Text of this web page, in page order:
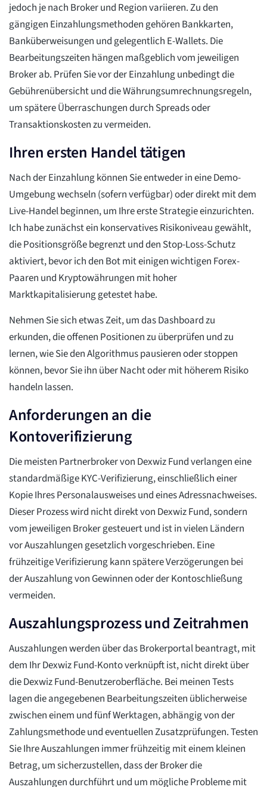
jedoch je nach Broker und Region variieren. Zu den
gängigen Einzahlungsmethoden gehören Bankkarten,
Banküberweisungen und gelegentlich E-Wallets. Die
Bearbeitungszeiten hängen maßgeblich vom jeweiligen
Broker ab. Prüfen Sie vor der Einzahlung unbedingt die
Gebührenübersicht und die Währungsumrechnungsregeln,
um spätere Überraschungen durch Spreads oder
Transaktionskosten zu vermeiden.
Ihren ersten Handel tätigen
Nach der Einzahlung können Sie entweder in eine Demo-
Umgebung wechseln (sofern verfügbar) oder direkt mit dem
Live-Handel beginnen, um Ihre erste Strategie einzurichten.
Ich habe zunächst ein konservatives Risikoniveau gewählt,
die Positionsgröße begrenzt und den Stop-Loss-Schutz
aktiviert, bevor ich den Bot mit einigen wichtigen Forex-
Paaren und Kryptowährungen mit hoher
Marktkapitalisierung getestet habe.
Nehmen Sie sich etwas Zeit, um das Dashboard zu
erkunden, die offenen Positionen zu überprüfen und zu
lernen, wie Sie den Algorithmus pausieren oder stoppen
können, bevor Sie ihn über Nacht oder mit höherem Risiko
handeln lassen.
Anforderungen an die
Kontoverifizierung
Die meisten Partnerbroker von Dexwiz Fund verlangen eine
standardmäßige KYC-Verifizierung, einschließlich einer
Kopie Ihres Personalausweises und eines Adressnachweises.
Dieser Prozess wird nicht direkt von Dexwiz Fund, sondern
vom jeweiligen Broker gesteuert und ist in vielen Ländern
vor Auszahlungen gesetzlich vorgeschrieben. Eine
frühzeitige Verifizierung kann spätere Verzögerungen bei
der Auszahlung von Gewinnen oder der Kontoschließung
vermeiden.
Auszahlungsprozess und Zeitrahmen
Auszahlungen werden über das Brokerportal beantragt, mit
dem Ihr Dexwiz Fund-Konto verknüpft ist, nicht direkt über
die Dexwiz Fund-Benutzeroberfläche. Bei meinen Tests
lagen die angegebenen Bearbeitungszeiten üblicherweise
zwischen einem und fünf Werktagen, abhängig von der
Zahlungsmethode und eventuellen Zusatzprüfungen. Testen
Sie Ihre Auszahlungen immer frühzeitig mit einem kleinen
Betrag, um sicherzustellen, dass der Broker die
Auszahlungen durchführt und um mögliche Probleme mit